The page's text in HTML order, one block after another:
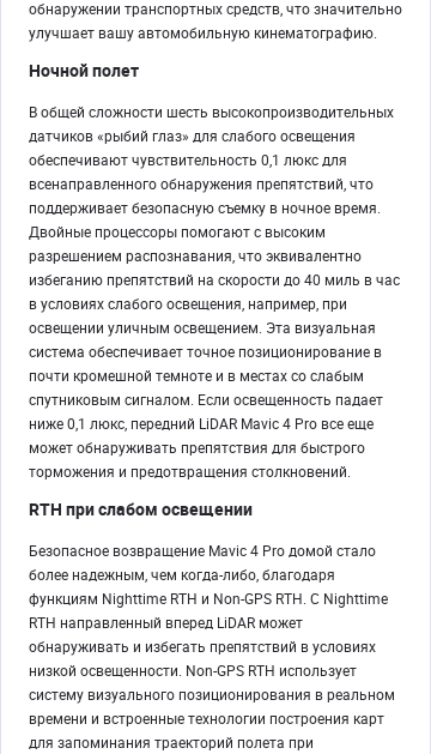
обнаружении транспортных средств, что значительно
улучшает вашу автомобильную кинематографию.
Ночной полет
В общей сложности шесть высокопроизводительных
датчиков «рыбий глаз» для слабого освещения
обеспечивают чувствительность 0,1 люкс для
всенаправленного обнаружения препятствий, что
поддерживает безопасную съемку в ночное время.
Двойные процессоры помогают с высоким
разрешением распознавания, что эквивалентно
избеганию препятствий на скорости до 40 миль в час
в условиях слабого освещения, например, при
освещении уличным освещением. Эта визуальная
система обеспечивает точное позиционирование в
почти кромешной темноте и в местах со слабым
спутниковым сигналом. Если освещенность падает
ниже 0,1 люкс, передний LiDAR Mavic 4 Pro все еще
может обнаруживать препятствия для быстрого
торможения и предотвращения столкновений.
RTH при слабом освещении
Безопасное возвращение Mavic 4 Pro домой стало
более надежным, чем когда-либо, благодаря
функциям Nighttime RTH и Non-GPS RTH. С Nighttime
RTH направленный вперед LiDAR может
обнаруживать и избегать препятствий в условиях
низкой освещенности. Non-GPS RTH использует
систему визуального позиционирования в реальном
времени и встроенные технологии построения карт
для запоминания траекторий полета при